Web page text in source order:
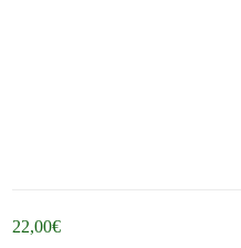
22,00€